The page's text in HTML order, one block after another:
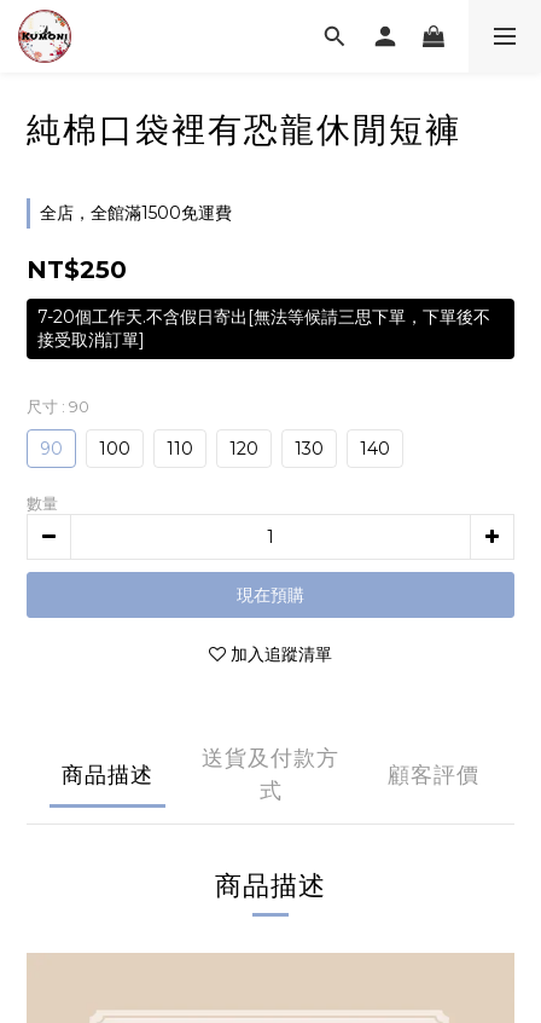
純棉口袋裡有恐龍休閒短褲
全店，全館滿1500免運費
NT$250
7-20個工作天.不含假日寄出[無法等候請三思下單，下單後不
接受取消訂單]
尺寸 : 90
90 100 110 120 130 140
數量
現在預購
加入追蹤清單
商品描述
送貨及付款方
式
顧客評價
商品描述